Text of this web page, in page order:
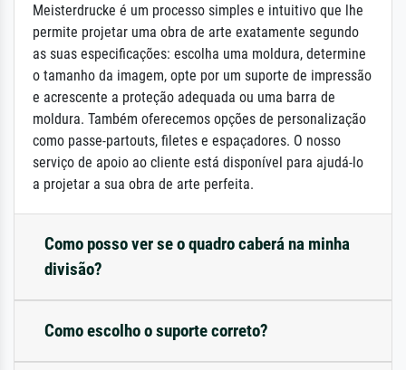
Meisterdrucke é um processo simples e intuitivo que lhe
permite projetar uma obra de arte exatamente segundo
as suas especificações: escolha uma moldura, determine
o tamanho da imagem, opte por um suporte de impressão
e acrescente a proteção adequada ou uma barra de
moldura. Também oferecemos opções de personalização
como passe-partouts, filetes e espaçadores. O nosso
serviço de apoio ao cliente está disponível para ajudá-lo
a projetar a sua obra de arte perfeita.
Como posso ver se o quadro caberá na minha
divisão?
Como escolho o suporte correto?